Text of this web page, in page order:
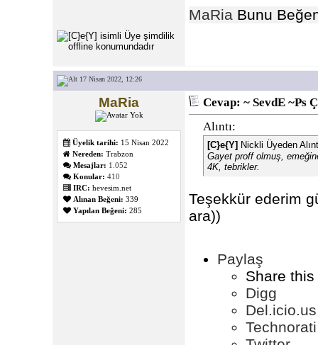
MaRia Bunu
17 Nisan 2022, 12:26
MaRia
Üyelik tarihi: 15 Nisan 2022
Nereden: Trabzon
Mesajlar: 1.052
Konular: 410
IRC: hevesim.net
Alınan Beğeni: 339
Yapılan Beğeni: 285
Cevap: ~ SevdE ~Ps
Alıntı:
[C}e{Y] Nickli Üyeden
Gayet proff olmuş,
4K, tebrikler.
Teşekkür ederim
ara))
Paylaş
Share
Digg
Del.icio.us
Technorati